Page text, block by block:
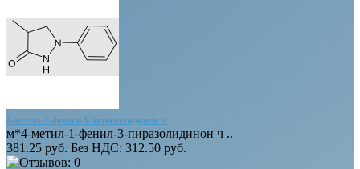
4-метил-1-фенил-3-пиразолидинон ч
м*4-метил-1-фенил-3-пиразолидинон ч ..
381.25 руб. Без НДС: 312.50 руб.